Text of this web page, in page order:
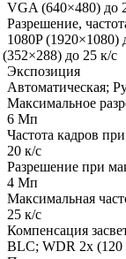
VGA (640×480) до
Разрешение,
1080P (1920×1080)
(352×288) до 25 к/с
Экспозиция
Автоматическая;
Максимальное
6 Мп
Частота кадров
20 к/с
Разрешение при
4 Мп
Максимальная
25 к/с
Компенсация
BLC; WDR 2x (120